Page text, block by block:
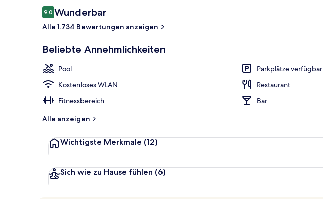
Bewertungen
9,09,0 von 10.
Wunderbar
Alle 1.734 Bewertungen anzeigen
Beliebte Annehmlichkeiten
Pool
Parkplätze verfügbar
Kostenloses WLAN
Restaurant
Fitnessbereich
Bar
Alle anzeigen
Wichtigste Merkmale (12)
Sich wie zu Hause fühlen (6)